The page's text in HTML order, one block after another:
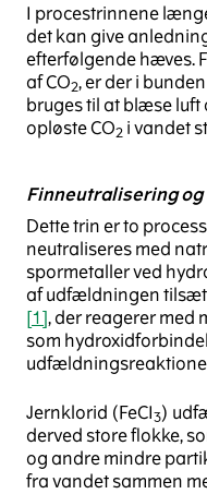
I procestrinnene
det kan give
efterfølgende hæves.
af CO2, er der i
bruges til at blæse luft
opløste CO2 i vandet
Finneutralisering
Dette trin er to
neutraliseres med
spormetaller ved
af udfældningen
[1], der reagerer med
som
Jernklorid (FeCI3)
derved store flokke,
og andre mindre
fra vandet sammen